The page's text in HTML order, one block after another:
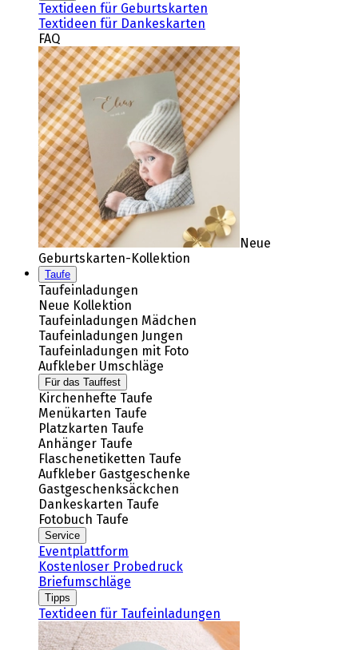
Textideen für Geburtskarten
Textideen für Dankeskarten
FAQ
Neue
Geburtskarten-Kollektion
Taufe
Taufeinladungen
Neue Kollektion
Taufeinladungen Mädchen
Taufeinladungen Jungen
Taufeinladungen mit Foto
Aufkleber Umschläge
Für das Tauffest
Kirchenhefte Taufe
Menükarten Taufe
Platzkarten Taufe
Anhänger Taufe
Flaschenetiketten Taufe
Aufkleber Gastgeschenke
Gastgeschenksäckchen
Dankeskarten Taufe
Fotobuch Taufe
Service
Eventplattform
Kostenloser Probedruck
Briefumschläge
Tipps
Textideen für Taufeinladungen